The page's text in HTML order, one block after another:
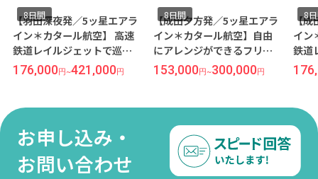
【羽田深夜発／5ッ星エアラ
イン＊カタール航空】 高速
鉄道レイルジェットで巡る
オーストリア ハイライト2都
市＜ザルツブルク×ウィー
ル）
8日間
176,000円~421,000円
【成田夕方発／5ッ星エアラ
イン＊カタール航空】自由
にアレンジができるフリー
プラン◆音楽の都＜ウィー
ン＞8日間（価格重視ホテ
8日間
153,000円~300,000円
【
イン
鉄道
オー
市
ル）
8日
お申し込み・
お問い合わせ